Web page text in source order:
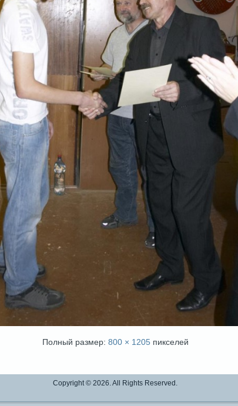
Полный размер: 800 × 1205пикселей
Copyright © 2026. All Rights Reserved.